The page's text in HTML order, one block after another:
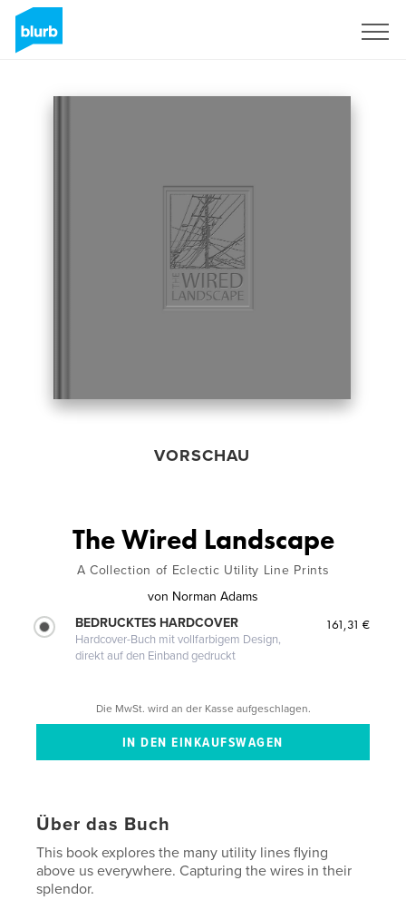
VORSCHAU
The Wired Landscape
A Collection of Eclectic Utility Line Prints
von Norman Adams
BEDRUCKTES HARDCOVER
Hardcover-Buch mit vollfarbigem Design,
direkt auf den Einband gedruckt
161,31 €
Die MwSt. wird an der Kasse aufgeschlagen.
Über das Buch
This book explores the many utility lines flying
above us everywhere. Capturing the wires in their
splendor.